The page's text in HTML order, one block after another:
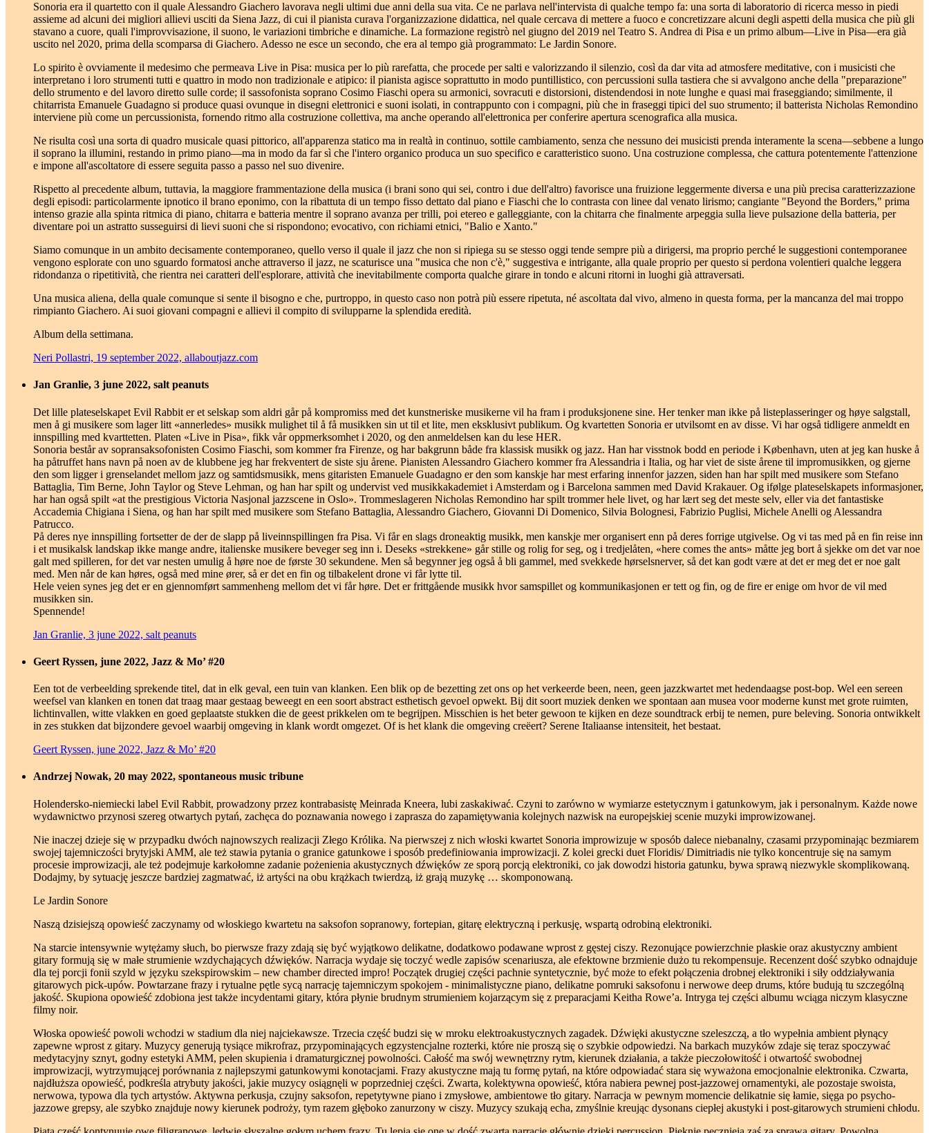
Sonoria era il quartetto con il quale Alessandro Giachero lavorava negli ultimi due anni della sua vita. Ce ne parlava nell'intervista di qualche tempo fa: una sorta di laboratorio di ricerca messo in piedi
assieme ad alcuni dei migliori allievi usciti da Siena Jazz, di cui il pianista curava l'organizzazione didattica, nel quale cercava di mettere a fuoco e concretizzare alcuni degli aspetti della musica che più gli
stavano a cuore, quali l'improvvisazione, il suono, le variazioni timbriche e dinamiche. La formazione registrò nel giugno del 2019 nel Teatro S. Andrea di Pisa e un primo album—Live in Pisa—era già
uscito nel 2020, prima della scomparsa di Giachero. Adesso ne esce un secondo, che era al tempo già programmato: Le Jardin Sonore.
Lo spirito è ovviamente il medesimo che permeava Live in Pisa: musica per lo più rarefatta, che procede per salti e valorizzando il silenzio, così da dar vita ad atmosfere meditative, con i musicisti che
interpretano i loro strumenti tutti e quattro in modo non tradizionale e atipico: il pianista agisce soprattutto in modo puntillistico, con percussioni sulla tastiera che si avvalgono anche della "preparazione"
dello strumento e del lavoro diretto sulle corde; il sassofonista soprano Cosimo Fiaschi opera su armonici, sovracuti e distorsioni, distendendosi in note lunghe e quasi mai fraseggiando; similmente, il
chitarrista Emanuele Guadagno si produce quasi ovunque in disegni elettronici e suoni isolati, in contrappunto con i compagni, più che in fraseggi tipici del suo strumento; il batterista Nicholas Remondino
interviene più come un percussionista, fornendo ritmo alla costruzione collettiva, ma anche operando all'elettronica per conferire apertura scenografica alla musica.
Ne risulta così una sorta di quadro musicale quasi pittorico, all'apparenza statico ma in realtà in continuo, sottile cambiamento, senza che nessuno dei musicisti prenda interamente la scena—sebbene a lungo
il soprano la illumini, restando in primo piano—ma in modo da far sì che l'intero organico produca un suo specifico e caratteristico suono. Una costruzione complessa, che cattura potentemente l'attenzione
e impone all'ascoltatore di essere seguita passo a passo nel suo divenire.
Rispetto al precedente album, tuttavia, la maggiore frammentazione della musica (i brani sono qui sei, contro i due dell'altro) favorisce una fruizione leggermente diversa e una più precisa caratterizzazione
degli episodi: particolarmente ipnotico il brano eponimo, con la ribattuta di un tempo fisso dettato dal piano e Fiaschi che lo contrasta con linee dal venato lirismo; cangiante "Beyond the Borders," prima
intenso grazie alla spinta ritmica di piano, chitarra e batteria mentre il soprano avanza per trilli, poi etereo e galleggiante, con la chitarra che finalmente arpeggia sulla lieve pulsazione della batteria, per
diventare poi un astratto susseguirsi di lievi suoni che si rispondono; evocativo, con richiami etnici, "Balio e Xanto."
Siamo comunque in un ambito decisamente contemporaneo, quello verso il quale il jazz che non si ripiega su se stesso oggi tende sempre più a dirigersi, ma proprio perché le suggestioni contemporanee
vengono esplorate con uno sguardo formatosi anche attraverso il jazz, ne scaturisce una "musica che non c'è," suggestiva e intrigante, alla quale proprio per questo si perdona volentieri qualche leggera
ridondanza o ripetitività, che rientra nei caratteri dell'esplorare, attività che inevitabilmente comporta qualche girare in tondo e alcuni ritorni in luoghi già attraversati.
Una musica aliena, della quale comunque si sente il bisogno e che, purtroppo, in questo caso non potrà più essere ripetuta, né ascoltata dal vivo, almeno in questa forma, per la mancanza del mai troppo
rimpianto Giachero. Ai suoi giovani compagni e allievi il compito di svilupparne la splendida eredità.
Album della settimana.
Neri Pollastri, 19 september 2022, allaboutjazz.com
Jan Granlie, 3 june 2022, salt peanuts
Det lille plateselskapet Evil Rabbit er et selskap som aldri går på kompromiss med det kunstneriske musikerne vil ha fram i produksjonene sine. Her tenker man ikke på listeplasseringer og høye salgstall,
men å gi musikere som lager litt «annerledes» musikk mulighet til å få musikken sin ut til et lite, men eksklusivt publikum. Og kvartetten Sonoria er utvilsomt en av disse. Vi har også tidligere anmeldt en
innspilling med kvarttetten. Platen «Live in Pisa», fikk vår oppmerksomhet i 2020, og den anmeldelsen kan du lese HER.
Sonoria består av sopransaksofonisten Cosimo Fiaschi, som kommer fra Firenze, og har bakgrunn både fra klassisk musikk og jazz. Han har visstnok bodd en periode i København, uten at jeg kan huske å
ha påtruffet hans navn på noen av de klubbene jeg har frekventert de siste sju årene. Pianisten Alessandro Giachero kommer fra Alessandria i Italia, og har viet de siste årene til impromusikken, og gjerne
den som ligger i grenselandet mellom jazz og samtidsmusikk, mens gitaristen Emanuele Guadagno er den som kanskje har mest erfaring innenfor jazzen, siden han har spilt med musikere som Stefano
Battaglia, Tim Berne, John Taylor og Steve Lehman, og han har spilt og undervist ved musikkakademiet i Amsterdam og i Barcelona sammen med David Krakauer. Og ifølge plateselskapets informasjoner,
har han også spilt «at the prestigious Victoria Nasjonal jazzscene in Oslo». Trommeslageren Nicholas Remondino har spilt trommer hele livet, og har lært seg det meste selv, eller via det fantastiske
Accademia Chigiana i Siena, og han har spilt med musikere som Stefano Battaglia, Alessandro Giachero, Giovanni Di Domenico, Silvia Bolognesi, Fabrizio Puglisi, Michele Anelli og Alessandra
Patrucco.
På deres nye innspilling fortsetter de der de slapp på liveinnspillingen fra Pisa. Vi får en slags droneaktig musikk, men kanskje mer organisert enn på deres forrige utgivelse. Og vi tas med på en fin reise inn
i et musikalsk landskap ikke mange andre, italienske musikere beveger seg inn i. Deseks «strekkene» går stille og rolig for seg, og i tredjelåten, «here comes the ants» måtte jeg bort å sjekke om det var noe
galt med spilleren, for det var nesten umulig å høre noe de første 30 sekundene. Men så begynner jeg også å bli gammel, med svekkede hørselsnerver, så det kan godt være at det er meg det er noe galt
med. Men når de kan høres, også med mine ører, så er det en fin og tilbakelent drone vi får lytte til.
Hele veien synes jeg det er en gjennomført sammenheng mellom det vi får høre. Det er frittgående musikk hvor samspillet og kommunikasjonen er tett og fin, og de fire er enige om hvor de vil med
musikken sin.
Spennende!
Jan Granlie, 3 june 2022, salt peanuts
Geert Ryssen, june 2022, Jazz & Mo’ #20
Een tot de verbeelding sprekende titel, dat in elk geval, een tuin van klanken. Een blik op de bezetting zet ons op het verkeerde been, neen, geen jazzkwartet met hedendaagse post-bop. Wel een sereen
weefsel van klanken en tonen dat traag maar gestaag beweegt en een soort abstract esthetisch gevoel opwekt. Bij dit soort muziek denken we spontaan aan musea voor moderne kunst met grote ruimten,
lichtinvallen, witte vlakken en goed geplaatste stukken die de geest prikkelen om te begrijpen. Misschien is het beter gewoon te kijken en deze soundtrack erbij te nemen, pure beleving. Sonoria ontwikkelt
in zes stukken dat bijzondere gevoel waarbij omgeving in klank wordt omgezet. Of is het klank die omgeving creëert? Serene Italiaanse intensiteit, het bestaat.
Geert Ryssen, june 2022, Jazz & Mo’ #20
Andrzej Nowak, 20 may 2022, spontaneous music tribune
Holendersko-niemiecki label Evil Rabbit, prowadzony przez kontrabasistę Meinrada Kneera, lubi zaskakiwać. Czyni to zarówno w wymiarze estetycznym i gatunkowym, jak i personalnym. Każde nowe
wydawnictwo przynosi szereg otwartych pytań, zachęca do poznawania nowego i zaprasza do zapamiętywania kolejnych nazwisk na europejskiej scenie muzyki improwizowanej.
Nie inaczej dzieje się w przypadku dwóch najnowszych realizacji Złego Królika. Na pierwszej z nich włoski kwartet Sonoria improwizuje w sposób dalece niebanalny, czasami przypominając bezmiarem
swojej tajemniczości brytyjski AMM, ale też stawia pytania o granice gatunkowe i sposób predefiniowania improwizacji. Z kolei grecki duet Floridis/ Dimitriadis nie tylko koncentruje się na samym
procesie improwizacji, ale też podejmuje karkołomne zadanie pożenienia akustycznych dźwięków ze sporą porcją elektroniki, co jak dowodzi historia gatunku, bywa sprawą niezwykle skomplikowaną.
Dodajmy, by sytuację jeszcze bardziej zagmatwać, iż artyści na obu krążkach twierdzą, iż grają muzykę … skomponowaną.
Le Jardin Sonore
Naszą dzisiejszą opowieść zaczynamy od włoskiego kwartetu na saksofon sopranowy, fortepian, gitarę elektryczną i perkusję, wspartą odrobiną elektroniki.
Na starcie intensywnie wytężamy słuch, bo pierwsze frazy zdają się być wyjątkowo delikatne, dodatkowo podawane wprost z gęstej ciszy. Rezonujące powierzchnie płaskie oraz akustyczny ambient
gitary formują się w małe strumienie wzdychających dźwięków. Narracja wydaje się toczyć wedle zapisów scenariusza, ale efektowne brzmienie dużo tu rekompensuje. Recenzent dość szybko odnajduje
dla tej porcji fonii szyld w języku szekspirowskim – new chamber directed impro! Początek drugiej części pachnie syntetycznie, być może to efekt połączenia drobnej elektroniki i siły oddziaływania
gitarowych pick-upów. Powtarzane frazy i rytualne pętle sycą narrację tajemniczym spokojem - minimalistyczne piano, delikatne pomruki saksofonu i nerwowe deep drums, które budują tu szczególną
jakość. Skupiona opowieść zdobiona jest także incydentami gitary, która płynie brudnym strumieniem kojarzącym się z preparacjami Keitha Rowe’a. Intryga tej części albumu wciąga niczym klasyczne
filmy noir.
Włoska opowieść powoli wchodzi w stadium dla niej najciekawsze. Trzecia część budzi się w mroku elektroakustycznych zagadek. Dźwięki akustyczne szeleszczą, a tło wypełnia ambient płynący
zapewne wprost z gitary. Muzycy generują tysiące mikrofraz, przypominających egzystencjalne rozterki, które nie proszą się o szybkie odpowiedzi. Na barkach muzyków zdaje się teraz spoczywać
medytacyjny sznyt, godny estetyki AMM, pełen skupienia i dramaturgicznej powolności. Całość ma swój wewnętrzny rytm, kierunek działania, a także pieczołowitość i otwartość swobodnej
improwizacji, wytrzymującej porównania z najlepszymi gatunkowymi konotacjami. Frazy akustyczne mają tu formę pytań, na które odpowiadać stara się wyważona emocjonalnie elektronika. Czwarta,
najdłuższa opowieść, podkreśla atrybuty jakości, jakie muzycy osiągnęli w poprzedniej części. Zwarta, kolektywna opowieść, która nabiera pewnej post-jazzowej ornamentyki, ale pozostaje swoista,
nerwowa, typowa dla tych artystów. Aktywna perkusja, czujny saksofon, repetytywne piano i zmysłowe, ambientowe tło gitary. Narracja w pewnym momencie delikatnie się łamie, sięga po psycho-
jazzowe grepsy, ale szybko znajduje nowy kierunek podroży, tym razem głęboko zanurzony w ciszy. Muzycy szukają echa, zmyślnie kreując dysonans ciepłej akustyki i post-gitarowych strumieni chłodu.